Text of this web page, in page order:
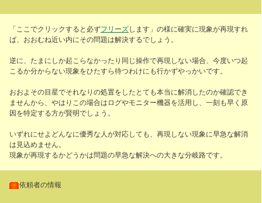
「ここでクリックすると必ずフリーズします」の様に確実に現象が再現すれ
ば、おおむね近い内にその問題は解決するでしょう。
逆に、たまにしか起こらなかったり同じ操作で再現しない場合、今度いつ起
こるか分からない現象をひたすら待つわけにも行かずやっかいです。
おおよその目星でそれなりの処置をしたとても本当に解消したのか確認でき
ませんから、やはりこの場合はログやモニター機器を活用し、一刻も早く原
因を特定する方が賢明でしょう。
いずれにせよどんなに優秀な人が対応しても、再現しない現象に早急な解消
は見込めません。
現象が再現するかどうかは問題の早急な解決への大きな分岐路です。
・ 依頼者の情報